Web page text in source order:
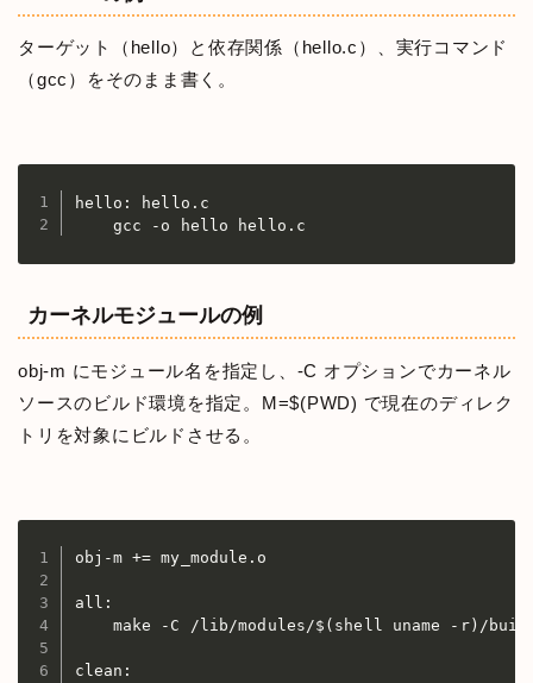
ターゲット（hello）と依存関係（hello.c）、実行コマンド
（gcc）をそのまま書く。
hello: hello.c
    gcc -o hello hello.c
カーネルモジュールの例
obj-m にモジュール名を指定し、-C オプションでカーネル
ソースのビルド環境を指定。M=$(PWD) で現在のディレク
トリを対象にビルドさせる。
obj-m += my_module.o
all:
make -C /lib/modules/$(shell uname -r)/
clean: